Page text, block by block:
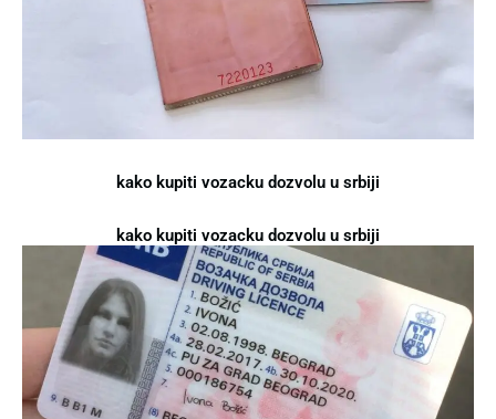
kako kupiti vozacku dozvolu u srbiji
kako kupiti vozacku dozvolu u srbiji